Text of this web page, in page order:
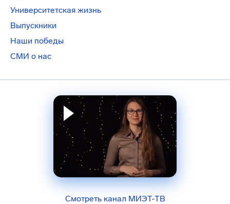
Университетская жизнь
Выпускники
Наши победы
СМИ о нас
Смотреть канал МИЭТ-ТВ